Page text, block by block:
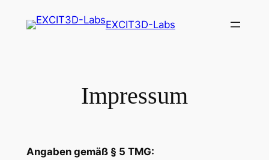
Inhalt
EXCIT3D-Labs
Impressum
Angaben gemäß § 5 TMG: